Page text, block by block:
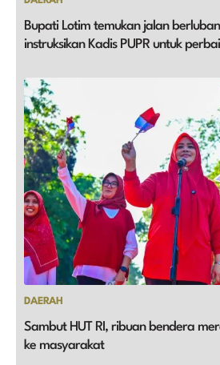
Bupati Lotim temukan jalan
instruksikan Kadis PUPR untuk
DAERAH
Sambut HUT RI, ribuan bendera
ke masyarakat